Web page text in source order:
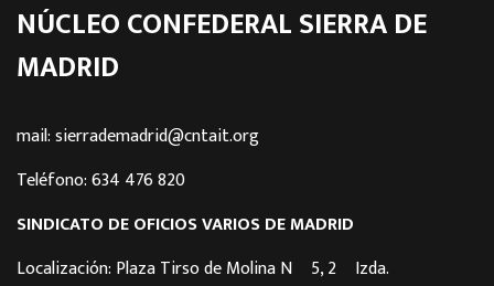
NÚCLEO CONFEDERAL SIERRA DE
MADRID
mail: sierrademadrid@cntait.org
Teléfono: 634 476 820
SINDICATO DE OFICIOS VARIOS DE MADRID
Localización: Plaza Tirso de Molina Nº 5, 2º Izda.